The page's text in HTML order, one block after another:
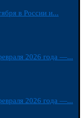
в России и...
2026 года —...
2026 года —...